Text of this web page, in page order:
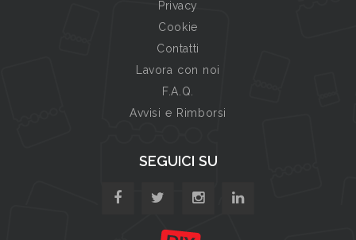
Privacy
Cookie
Contatti
Lavora con noi
F.A.Q.
Avvisi e Rimborsi
SEGUICI SU